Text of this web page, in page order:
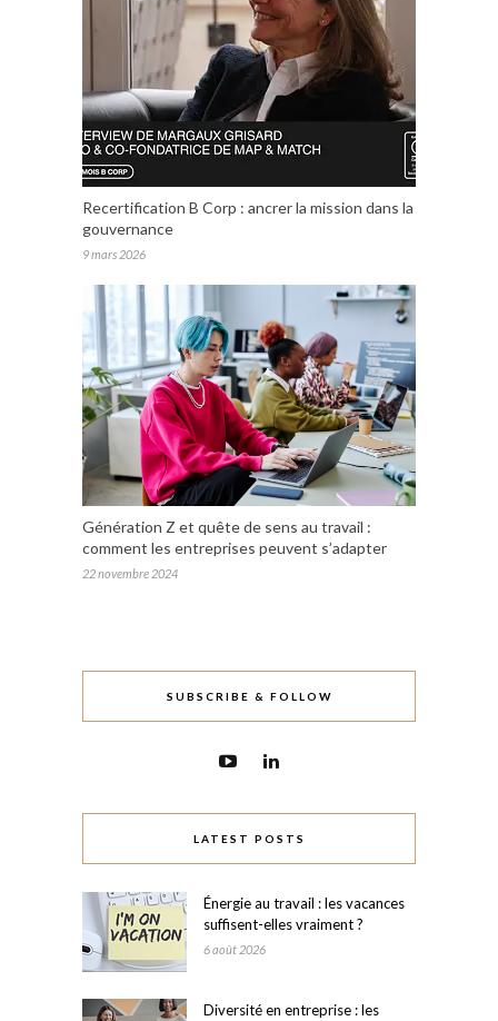
Recertification B Corp : ancrer la mission dans la
gouvernance
9 mars 2026
Génération Z et quête de sens au travail :
comment les entreprises peuvent s’adapter
22 novembre 2024
SUBSCRIBE & FOLLOW
LATEST POSTS
Énergie au travail : les vacances
suffisent-elles vraiment ?
6 août 2026
Diversité en entreprise : les